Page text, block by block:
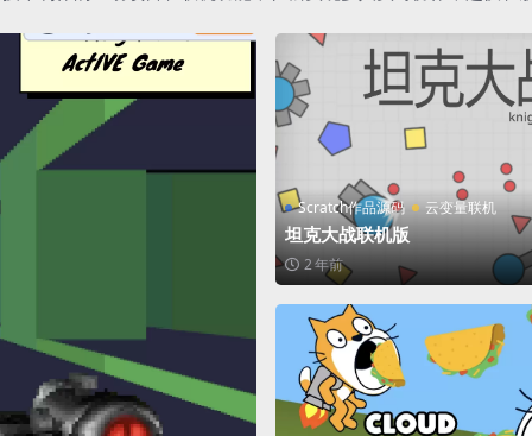
Scratch作品源码 云变量联机
坦克大战联机版
2 年前